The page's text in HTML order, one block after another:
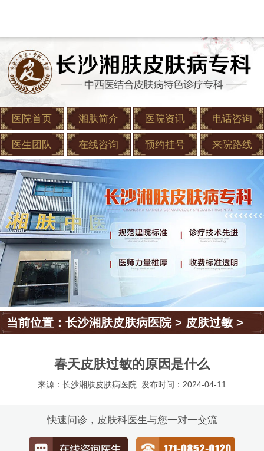
医院首页 湘肤简介 医院资讯 电话咨询
医生团队 在线咨询 预约挂号 来院路线
当前位置：长沙湘肤皮肤病医院> 皮肤过敏 >
春天皮肤过敏的原因是什么
来源：长沙湘肤皮肤病医院 发布时间：2024-04-11
快速问诊，皮肤科医生与您一对一交流